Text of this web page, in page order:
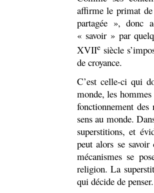
affirme le primat
partagée », donc
« savoir » par
XVIIesiècle
de croyance.
C’est celle-ci qui
monde, les
fonctionnement
sens au monde.
superstitions, et
peut alors se
mécanismes se
religion. La
qui décide de penser.